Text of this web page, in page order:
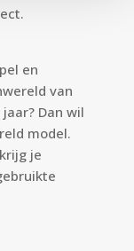
en
van
Dan wil
model.
je